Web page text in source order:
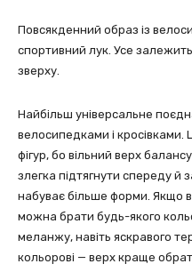
Повсякденний образ із
спортивний лук. Усе
зверху.
Найбільш універсальне
велосипедками і кросівками.
фігур, бо вільний верх
злегка підтягнути спереду й
набуває більше форми. Якщо
можна брати будь-якого
меланжу, навіть яскравого
кольорові — верх краще